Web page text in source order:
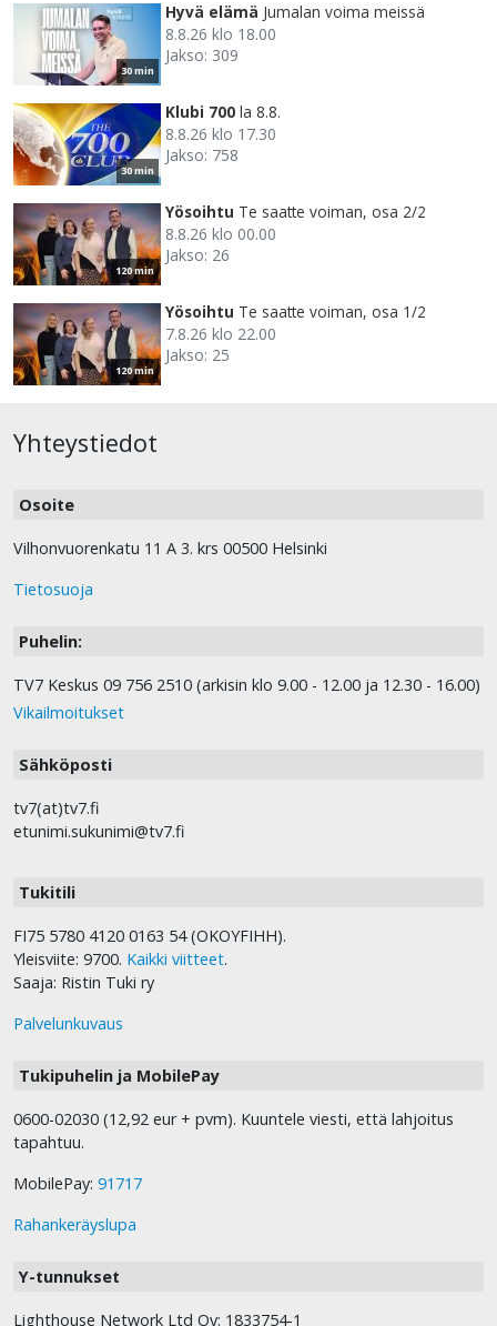
30 min
Hyvä elämä Jumalan voima meissä
8.8.26 klo 18.00
Jakso: 309
30 min
Klubi 700 la 8.8.
8.8.26 klo 17.30
Jakso: 758
120 min
Yösoihtu Te saatte voiman, osa 2/2
8.8.26 klo 00.00
Jakso: 26
120 min
Yösoihtu Te saatte voiman, osa 1/2
7.8.26 klo 22.00
Jakso: 25
Yhteystiedot
Osoite
Vilhonvuorenkatu 11 A 3. krs 00500 Helsinki
Tietosuoja
Puhelin:
TV7 Keskus 09 756 2510 (arkisin klo 9.00 - 12.00 ja 12.30 - 16.00)
Vikailmoitukset
Sähköposti
tv7(at)tv7.fi
etunimi.sukunimi@tv7.fi
Tukitili
FI75 5780 4120 0163 54 (OKOYFIHH).
Yleisviite: 9700. Kaikki viitteet.
Saaja: Ristin Tuki ry
Palvelunkuvaus
Tukipuhelin ja MobilePay
0600-02030 (12,92 eur + pvm). Kuuntele viesti, että lahjoitus
tapahtuu.
MobilePay: 91717
Rahankeräyslupa
Y-tunnukset
Lighthouse Network Ltd Oy: 1833754-1